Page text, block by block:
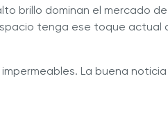
brillo dominan el mercado
tenga ese toque actual
La buena